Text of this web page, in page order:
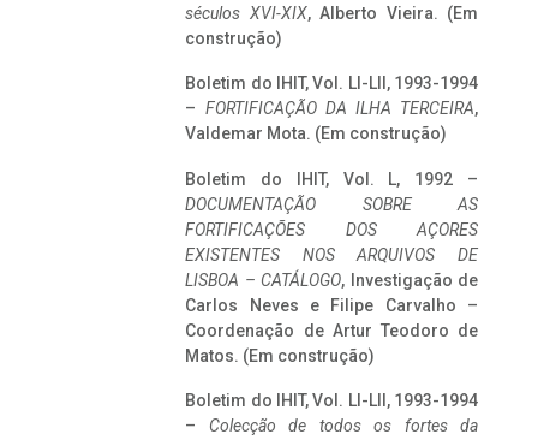
séculos XVI-XIX, Alberto Vieira. (Em
construção)
Boletim do IHIT, Vol. LI-LII, 1993-1994
– FORTIFICAÇÃO DA ILHA TERCEIRA,
Valdemar Mota. (Em construção)
Boletim do IHIT, Vol. L, 1992 –
DOCUMENTAÇÃO SOBRE AS
FORTIFICAÇÕES DOS AÇORES
EXISTENTES NOS ARQUIVOS DE
LISBOA – CATÁLOGO, Investigação de
Carlos Neves e Filipe Carvalho –
Coordenação de Artur Teodoro de
Matos. (Em construção)
Boletim do IHIT, Vol. LI-LII, 1993-1994
– Colecção de todos os fortes da